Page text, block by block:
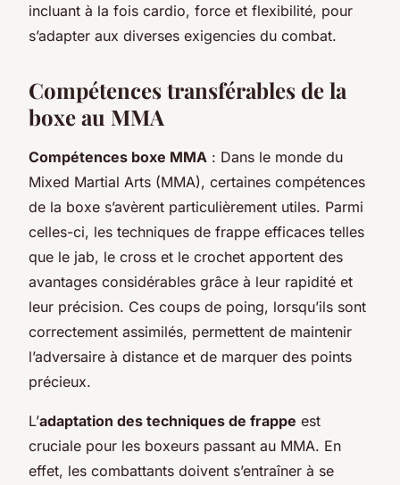
incluant à la fois cardio, force et flexibilité, pour
s’adapter aux diverses exigencies du combat.
Compétences transférables de la
boxe au MMA
Compétences boxe MMA : Dans le monde du
Mixed Martial Arts (MMA), certaines compétences
de la boxe s’avèrent particulièrement utiles. Parmi
celles-ci, les techniques de frappe efficaces telles
que le jab, le cross et le crochet apportent des
avantages considérables grâce à leur rapidité et
leur précision. Ces coups de poing, lorsqu’ils sont
correctement assimilés, permettent de maintenir
l’adversaire à distance et de marquer des points
précieux.
L’adaptation des techniques de frappe est
cruciale pour les boxeurs passant au MMA. En
effet, les combattants doivent s’entraîner à se